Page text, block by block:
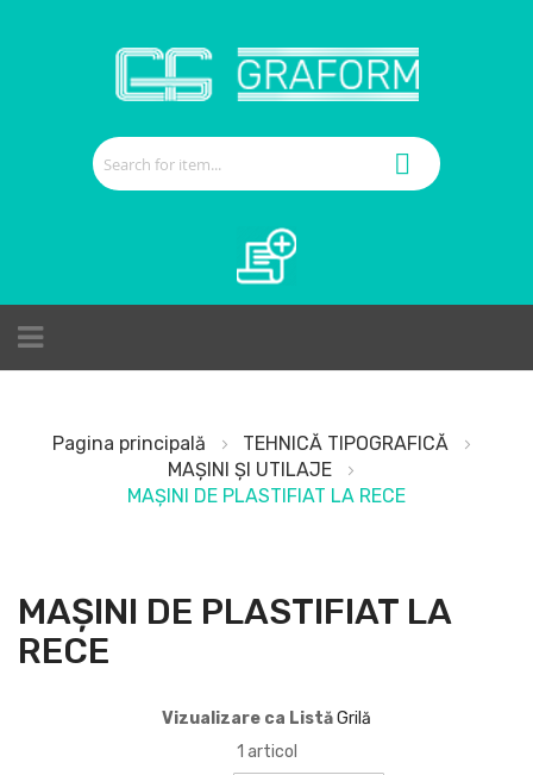
Cerere de ofertă
Pagina principală
TEHNICĂ TIPOGRAFICĂ
MAȘINI ȘI UTILAJE
MAȘINI DE PLASTIFIAT LA RECE
MAȘINI DE PLASTIFIAT LA
RECE
Vizualizare ca ListăGrilă
1 articol